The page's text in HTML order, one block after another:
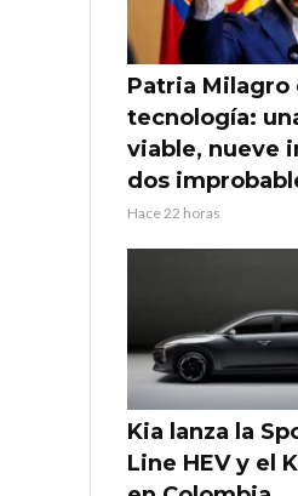
Patria Milagro
tecnología:
viable, nueve
dos
Hace 22 horas
Kia lanza la
Line HEV y el